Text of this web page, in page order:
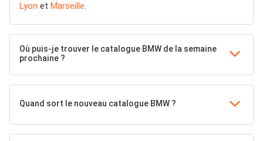
Lyon et Marseille.
Où puis-je trouver le catalogue BMW de la semaine
prochaine ?
Quand sort le nouveau catalogue BMW ?